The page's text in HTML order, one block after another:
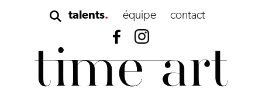
talents équipe contact